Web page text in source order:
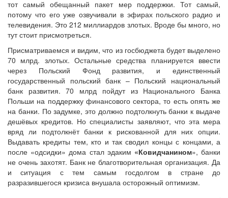
тот самый обещанный пакет мер поддержки. Тот самый,
потому что его уже озвучивали в эфирах польского радио и
телевидения. Это 212 миллиардов злотых. Вроде бы много, но
тут стоит присмотреться.
Присматриваемся и видим, что из госбюджета будет выделено
70 млрд. злотых. Остальные средства планируется ввести
через Польский Фонд развития, и единственный
государственный польский банк – Польский национальный
банк развития. 70 млрд пойдут из Национального Банка
Польши на поддержку финансового сектора, то есть опять же
на банки. По задумке, это должно подтолкнуть банки к выдаче
дешёвых кредитов. Но специалисты заявляют, что эта мера
вряд ли подтолкнёт банки к рискованной для них опции.
Выдавать кредиты тем, кто и так сводил концы с концами, а
после «одсидки» дома стал эдаким «Ковидчанином», банки
не очень захотят. Банк не благотворительная организация. Да
и ситуация с тем самым госдолгом в стране до
разразившегося кризиса внушала осторожный оптимизм.